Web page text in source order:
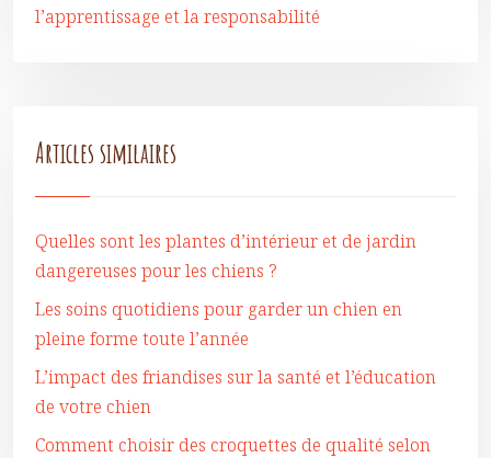
l’apprentissage et la responsabilité
Articles similaires
Quelles sont les plantes d’intérieur et de jardin
dangereuses pour les chiens ?
Les soins quotidiens pour garder un chien en
pleine forme toute l’année
L’impact des friandises sur la santé et l’éducation
de votre chien
Comment choisir des croquettes de qualité selon